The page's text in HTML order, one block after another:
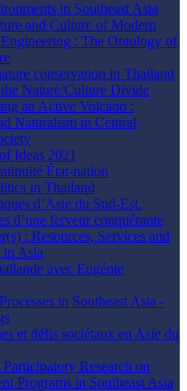
in Southeast Asia
and Culture of Modern
: The Ontology of
conservation in Thailand
Nature/Culture Divide
an Active Volcano :
Naturalism in Central
Ideas 2021
État-nation
in Thailand
d’Asie du Sud-Est.
d’une ferveur conquérante
: Resources, Services and
in Asia
avec Eugénie
in Southeast Asia -
et défis sociétaux en Asie du
Research on
Programs in Southeast Asia